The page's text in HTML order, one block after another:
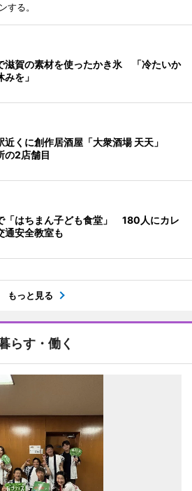
する。
滋賀の素材を使ったかき氷 「冷たいか
みを」
近くに創作居酒屋「大衆酒場 天天」
の2店舗目
「はちまん子ども食堂」 180人にカレ
通安全教室も
もっと見る
らす・働く